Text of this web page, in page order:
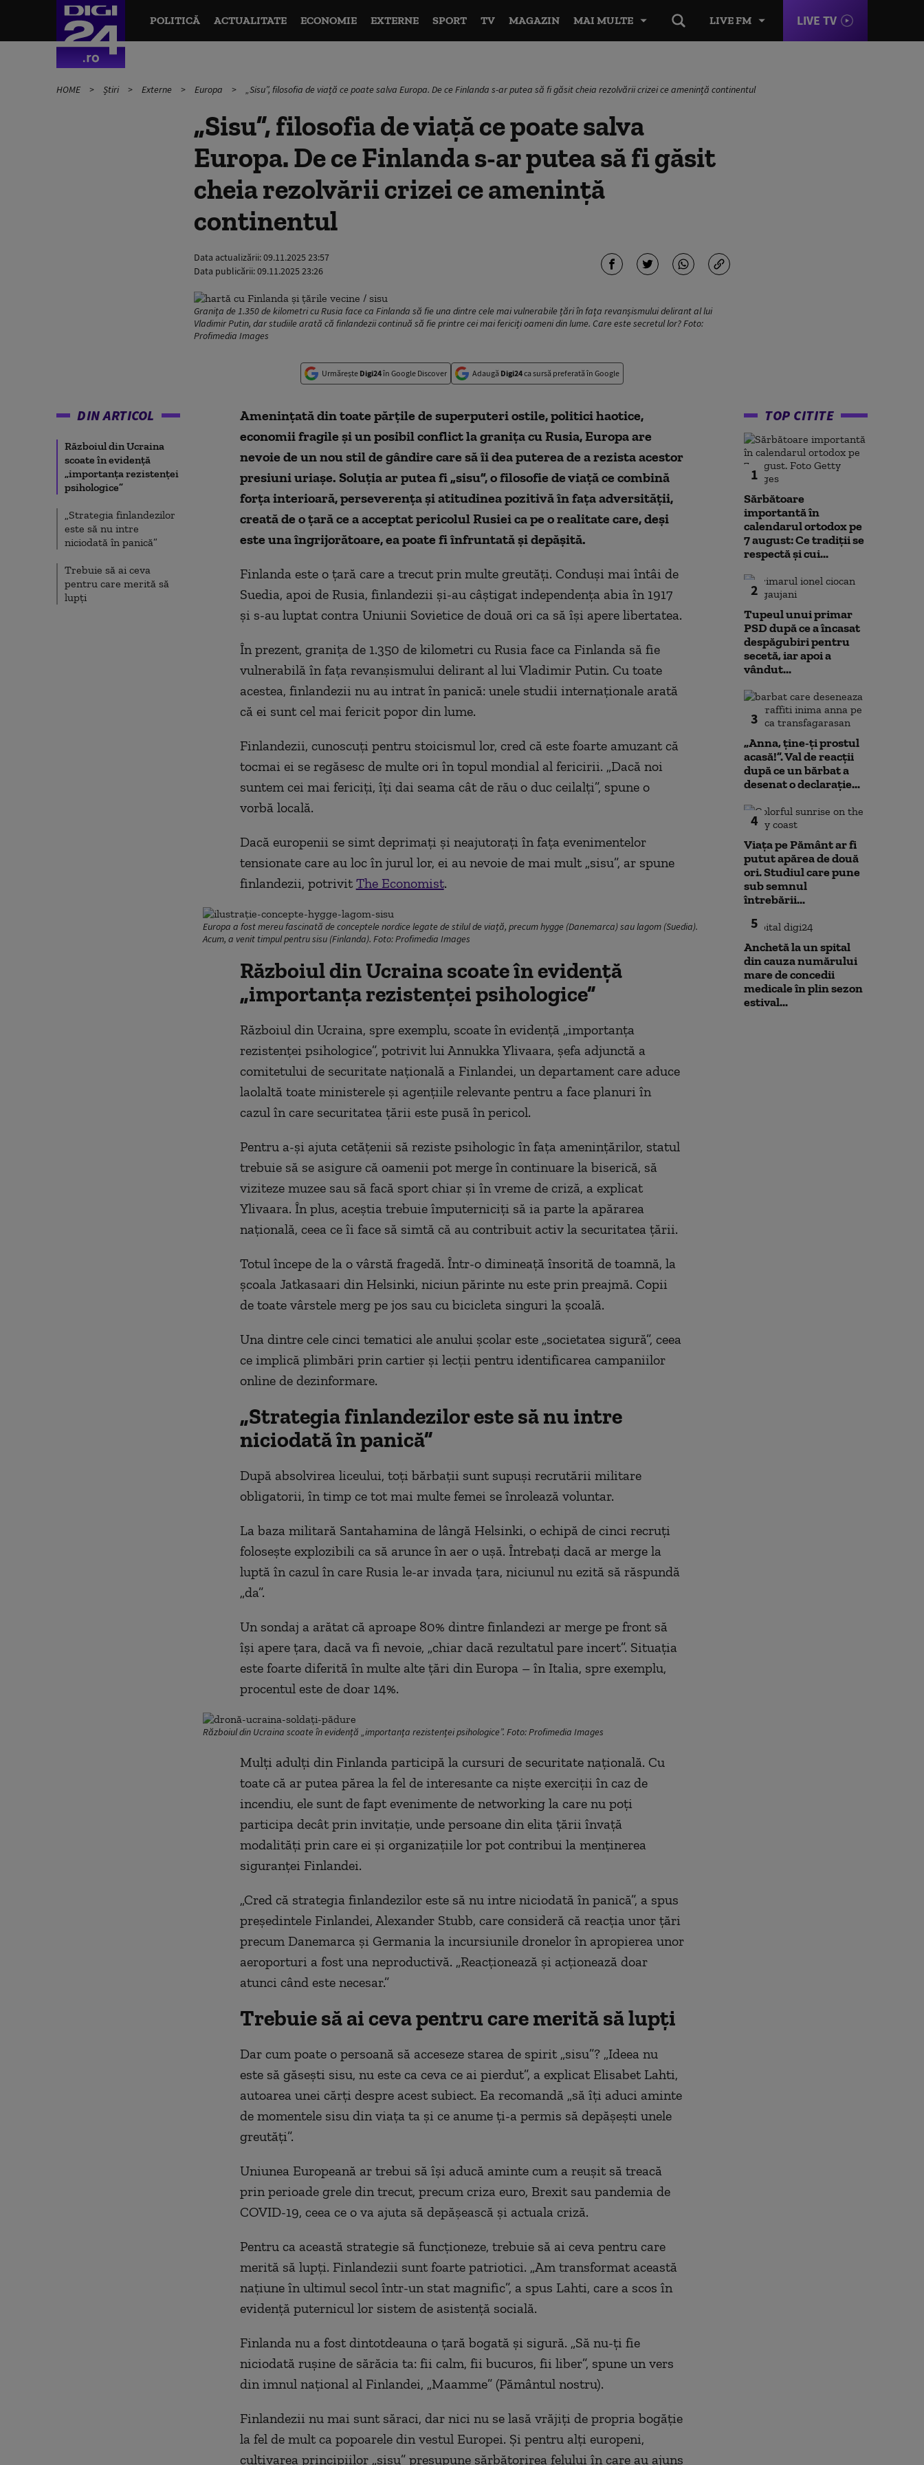
LIVE FM LIVE TV
POLITICĂ ACTUALITATE ECONOMIE EXTERNE SPORT TV MAGAZIN MAI MULTE
HOME Știri Externe Europa „Sisu”, filosofia de viață ce poate salva Europa. De ce Finlanda s-ar putea să fi găsit cheia rezolvării crizei ce amenință continentul
„Sisu”, filosofia de viață ce poate salva
Europa. De ce Finlanda s-ar putea să fi găsit
cheia rezolvării crizei ce amenință
continentul
Data actualizării:09.11.2025 23:57
Data publicării:09.11.2025 23:26
Granița de 1.350 de kilometri cu Rusia face ca Finlanda să fie una dintre cele mai vulnerabile țări în fața revanșismului delirant al lui
Vladimir Putin, dar studiile arată că finlandezii continuă să fie printre cei mai fericiți oameni din lume. Care este secretul lor? Foto:
Profimedia Images
Urmărește Digi24în Google Discover Adaugă Digi24ca sursă preferată în Google
DIN ARTICOL
Războiul din Ucraina
scoate în evidență
„importanța rezistenței
psihologice”
„Strategia finlandezilor
este să nu intre
niciodată în panică”
Trebuie să ai ceva
pentru care merită să
lupți
Amenințată din toate părțile de superputeri ostile, politici haotice,
economii fragile și un posibil conflict la granița cu Rusia, Europa are
nevoie de un nou stil de gândire care să îi dea puterea de a rezista acestor
presiuni uriașe. Soluția ar putea fi „sisu”, o filosofie de viață ce combină
forța interioară, perseverența și atitudinea pozitivă în fața adversității,
creată de o țară ce a acceptat pericolul Rusiei ca pe o realitate care, deși
este una îngrijorătoare, ea poate fi înfruntată și depășită.
Finlanda este o țară care a trecut prin multe greutăți. Conduși mai întâi de
Suedia, apoi de Rusia, finlandezii și-au câștigat independența abia în 1917
și s-au luptat contra Uniunii Sovietice de două ori ca să își apere libertatea.
În prezent, granița de 1.350 de kilometri cu Rusia face ca Finlanda să fie
vulnerabilă în fața revanșismului delirant al lui Vladimir Putin. Cu toate
acestea, finlandezii nu au intrat în panică: unele studii internaționale arată
că ei sunt cel mai fericit popor din lume.
Finlandezii, cunoscuți pentru stoicismul lor, cred că este foarte amuzant că
tocmai ei se regăsesc de multe ori în topul mondial al fericirii. „Dacă noi
suntem cei mai fericiți, îți dai seama cât de rău o duc ceilalți”, spune o
vorbă locală.
Dacă europenii se simt deprimați și neajutorați în fața evenimentelor
tensionate care au loc în jurul lor, ei au nevoie de mai mult „sisu”, ar spune
finlandezii, potrivit The Economist.
Europa a fost mereu fascinată de conceptele nordice legate de stilul de viață, precum hygge (Danemarca) sau lagom (Suedia).
Acum, a venit timpul pentru sisu (Finlanda). Foto: Profimedia Images
Războiul din Ucraina scoate în evidență
„importanța rezistenței psihologice”
Războiul din Ucraina, spre exemplu, scoate în evidență „importanța
rezistenței psihologice”, potrivit lui Annukka Ylivaara, șefa adjunctă a
comitetului de securitate națională a Finlandei, un departament care aduce
laolaltă toate ministerele și agențiile relevante pentru a face planuri în
cazul în care securitatea țării este pusă în pericol.
Pentru a-și ajuta cetățenii să reziste psihologic în fața amenințărilor, statul
trebuie să se asigure că oamenii pot merge în continuare la biserică, să
viziteze muzee sau să facă sport chiar și în vreme de criză, a explicat
Ylivaara. În plus, aceștia trebuie împuterniciți să ia parte la apărarea
națională, ceea ce îi face să simtă că au contribuit activ la securitatea țării.
Totul începe de la o vârstă fragedă. Într-o dimineață însorită de toamnă, la
școala Jatkasaari din Helsinki, niciun părinte nu este prin preajmă. Copii
de toate vârstele merg pe jos sau cu bicicleta singuri la școală.
Una dintre cele cinci tematici ale anului școlar este „societatea sigură”, ceea
ce implică plimbări prin cartier și lecții pentru identificarea campaniilor
online de dezinformare.
„Strategia finlandezilor este să nu intre
niciodată în panică”
După absolvirea liceului, toți bărbații sunt supuși recrutării militare
obligatorii, în timp ce tot mai multe femei se înrolează voluntar.
La baza militară Santahamina de lângă Helsinki, o echipă de cinci recruți
folosește explozibili ca să arunce în aer o ușă. Întrebați dacă ar merge la
luptă în cazul în care Rusia le-ar invada țara, niciunul nu ezită să răspundă
„da”.
Un sondaj a arătat că aproape 80% dintre finlandezi ar merge pe front să
își apere țara, dacă va fi nevoie, „chiar dacă rezultatul pare incert”. Situația
este foarte diferită în multe alte țări din Europa – în Italia, spre exemplu,
procentul este de doar 14%.
Războiul din Ucraina scoate în evidență „importanța rezistenței psihologice”. Foto: Profimedia Images
Mulți adulți din Finlanda participă la cursuri de securitate națională. Cu
toate că ar putea părea la fel de interesante ca niște exerciții în caz de
incendiu, ele sunt de fapt evenimente de networking la care nu poți
participa decât prin invitație, unde persoane din elita țării învață
modalități prin care ei și organizațiile lor pot contribui la menținerea
siguranței Finlandei.
„Cred că strategia finlandezilor este să nu intre niciodată în panică”, a spus
președintele Finlandei, Alexander Stubb, care consideră că reacția unor țări
precum Danemarca și Germania la incursiunile dronelor în apropierea unor
aeroporturi a fost una neproductivă. „Reacționează și acționează doar
atunci când este necesar.”
Trebuie să ai ceva pentru care merită să lupți
Dar cum poate o persoană să acceseze starea de spirit „sisu”? „Ideea nu
este să găsești sisu, nu este ca ceva ce ai pierdut”, a explicat Elisabet Lahti,
autoarea unei cărți despre acest subiect. Ea recomandă „să îți aduci aminte
de momentele sisu din viața ta și ce anume ți-a permis să depășești unele
greutăți”.
Uniunea Europeană ar trebui să își aducă aminte cum a reușit să treacă
prin perioade grele din trecut, precum criza euro, Brexit sau pandemia de
COVID-19, ceea ce o va ajuta să depășească și actuala criză.
Pentru ca această strategie să funcționeze, trebuie să ai ceva pentru care
merită să lupți. Finlandezii sunt foarte patriotici. „Am transformat această
națiune în ultimul secol într-un stat magnific”, a spus Lahti, care a scos în
evidență puternicul lor sistem de asistență socială.
Finlanda nu a fost dintotdeauna o țară bogată și sigură. „Să nu-ți fie
niciodată rușine de sărăcia ta: fii calm, fii bucuros, fii liber”, spune un vers
din imnul național al Finlandei, „Maamme” (Pământul nostru).
Finlandezii nu mai sunt săraci, dar nici nu se lasă vrăjiți de propria bogăție
la fel de mult ca popoarele din vestul Europei. Și pentru alți europeni,
cultivarea principiilor „sisu” presupune sărbătorirea felului în care au ajuns
TOP CITITE
1
Sărbătoare
importantă în
calendarul ortodox pe
7 august: Ce tradiții se
respectă și cui...
2
Tupeul unui primar
PSD după ce a încasat
despăgubiri pentru
secetă, iar apoi a
vândut...
3
„Anna, ţine-ţi prostul
acasă!”. Val de reacții
după ce un bărbat a
desenat o declarație...
4
Viața pe Pământ ar fi
putut apărea de două
ori. Studiul care pune
sub semnul
întrebării...
5
Anchetă la un spital
din cauza numărului
mare de concedii
medicale în plin sezon
estival...